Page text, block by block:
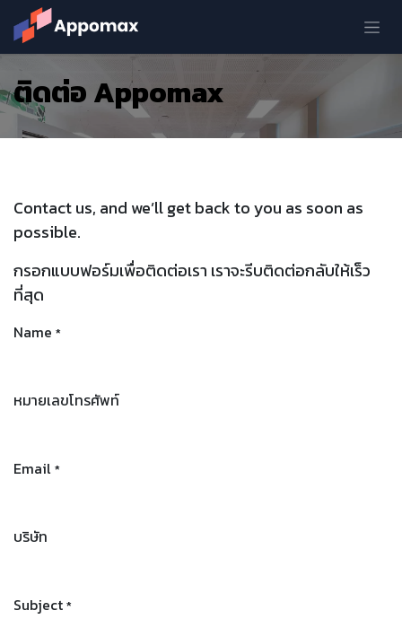
Skip to Content
ติดต่อ Appomax
Contact us, and we’ll get back to you as soon as
possible.
กรอกแบบฟอร์มเพื่อติดต่อเรา เราจะรีบติดต่อกลับให้เร็ว
ที่สุด
Name *
หมายเลขโทรศัพท์
Email *
บริษัท
Subject *